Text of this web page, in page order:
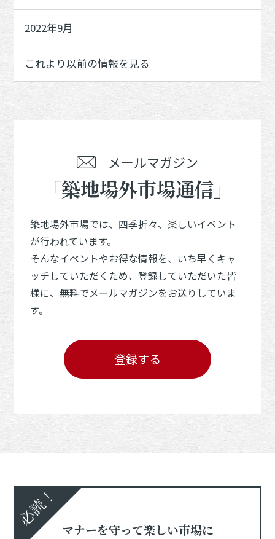
2022年9月
これより以前の情報を見る
メールマガジン
「築地場外市場通信」
築地場外市場では、四季折々、楽しいイベント
が行われています。
そんなイベントやお得な情報を、いち早くキャ
ッチしていただくため、登録していただいた皆
様に、無料でメールマガジンをお送りしていま
す。
登録する
必読！
マナーを守って楽しい市場に